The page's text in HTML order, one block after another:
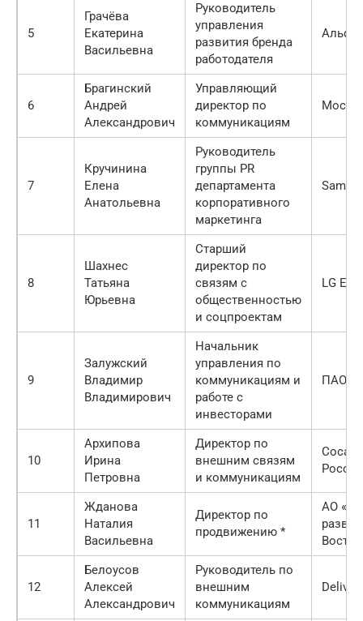
5
Грачёва
Екатерина
Васильевна
Руководитель
управления
развития бренда
работодателя
6
Брагинский
Андрей
Александрович
Управляющий
директор по
коммуникациям
7
Кручинина
Елена
Анатольевна
Руководитель
группы PR
департамента
корпоративного
маркетинга
8
Шахнес
Татьяна
Юрьевна
Старший
директор по
связям с
общественностью
и соцпроектам
LG
9
Залужский
Владимир
Владимирович
Начальник
управления по
коммуникациям и
работе с
инвесторами
ПАО
10
Архипова
Ирина
Петровна
Директор по
внешним связям
и коммуникациям
Coca-
Россия
11
Жданова
Наталия
Васильевна
Директор по
продвижению *
АО
12
Белоусов
Алексей
Александрович
Руководитель по
внешним
коммуникациям